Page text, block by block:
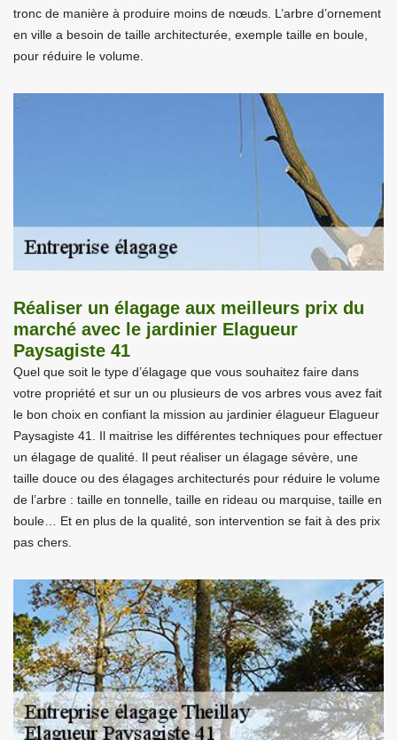
tronc de manière à produire moins de nœuds. L’arbre d’ornement
en ville a besoin de taille architecturée, exemple taille en boule,
pour réduire le volume.
Réaliser un élagage aux meilleurs prix du
marché avec le jardinier Elagueur
Paysagiste 41
Quel que soit le type d’élagage que vous souhaitez faire dans
votre propriété et sur un ou plusieurs de vos arbres vous avez fait
le bon choix en confiant la mission au jardinier élagueur Elagueur
Paysagiste 41. Il maitrise les différentes techniques pour effectuer
un élagage de qualité. Il peut réaliser un élagage sévère, une
taille douce ou des élagages architecturés pour réduire le volume
de l’arbre : taille en tonnelle, taille en rideau ou marquise, taille en
boule… Et en plus de la qualité, son intervention se fait à des prix
pas chers.